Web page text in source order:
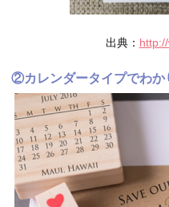
出典：
②カレンダータイプでわか